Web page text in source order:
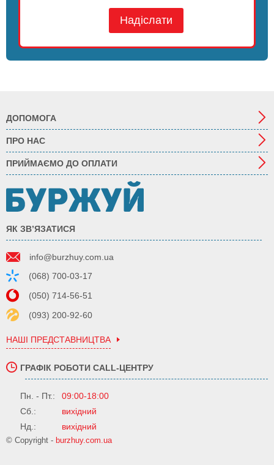
Надіслати
ДОПОМОГА
ПРО НАС
ПРИЙМАЄМО ДО ОПЛАТИ
ЯК ЗВ’ЯЗАТИСЯ
info@burzhuy.com.ua
(068) 700-03-17
(050) 714-56-51
(093) 200-92-60
НАШІ ПРЕДСТАВНИЦТВА
ГРАФІК РОБОТИ CALL-ЦЕНТРУ
Пн. - Пт.:
09:00-18:00
Сб.:
вихідний
Нд.:
вихідний
© Copyright - burzhuy.com.ua